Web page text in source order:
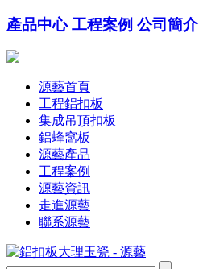
產品中心 工程案例 公司簡介
源藝首頁
工程鋁扣板
集成吊頂扣板
鋁蜂窩板
源藝產品
工程案例
源藝資訊
走進源藝
聯系源藝